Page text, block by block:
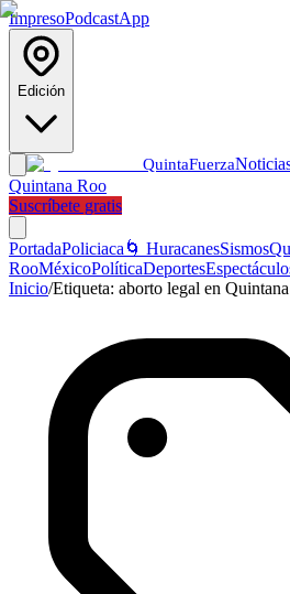
ImpresoPodcastApp
Edición
QuintaFuerza
Quintana Roo
Suscríbete gratis
PortadaPoliciaca 🌀 HuracanesSismos
RooMéxicoPolíticaDeportes
Inicio/Etiqueta: aborto legal en